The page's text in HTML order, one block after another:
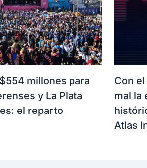
millones para
y La Plata
el reparto
Con
mal la
Atlas